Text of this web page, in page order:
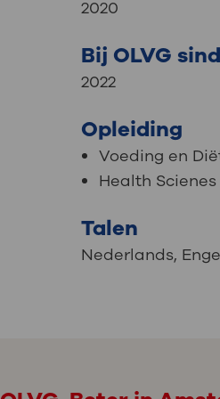
2020
Bij OLVG
2022
Opleiding
Voeding en
Health
Talen
Nederlands,